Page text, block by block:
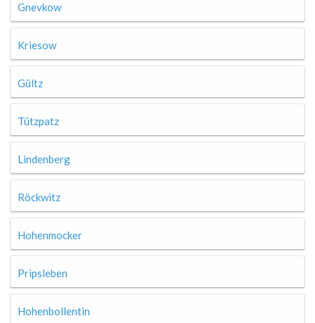
Gnevkow
Kriesow
Gültz
Tützpatz
Lindenberg
Röckwitz
Hohenmocker
Pripsleben
Hohenbollentin